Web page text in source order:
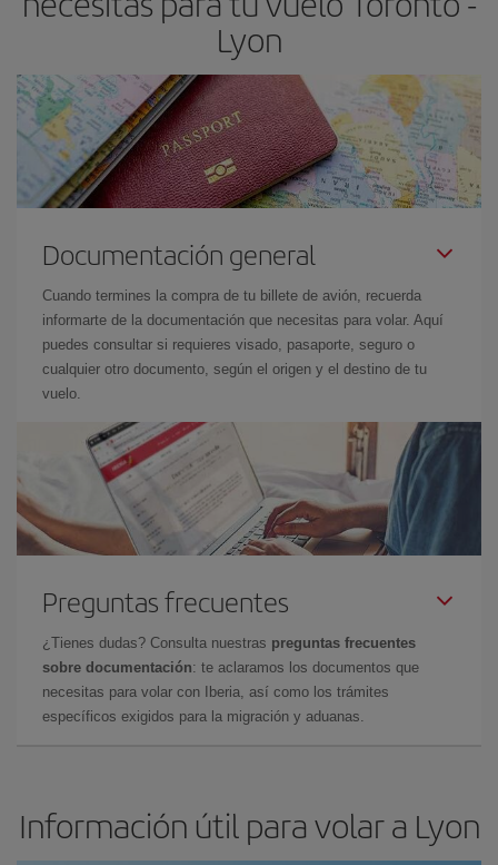
Lyon
Documentación general
Cuando termines la compra de tu billete de avión, recuerda
informarte de la documentación que necesitas para volar. Aquí
puedes consultar si requieres visado, pasaporte, seguro o
cualquier otro documento, según el origen y el destino de tu
vuelo.
Preguntas frecuentes
¿Tienes dudas? Consulta nuestras preguntas frecuentes
sobre documentación: te aclaramos los documentos que
necesitas para volar con Iberia, así como los trámites
específicos exigidos para la migración y aduanas.
Información útil para volar a Lyon